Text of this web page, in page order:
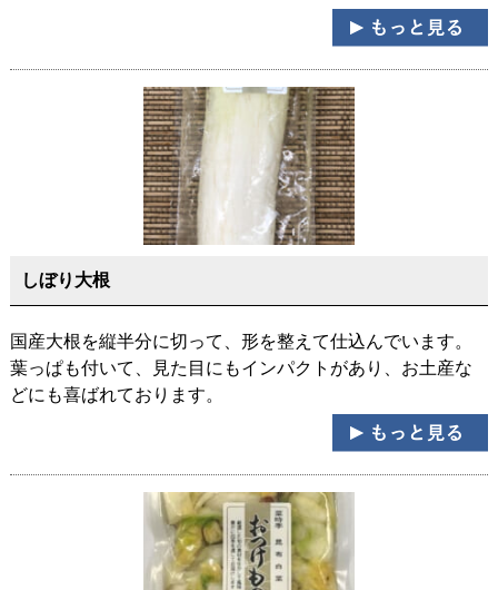
しぼり大根
国産大根を縦半分に切って、形を整えて仕込んでいます。
葉っぱも付いて、見た目にもインパクトがあり、お土産な
どにも喜ばれております。